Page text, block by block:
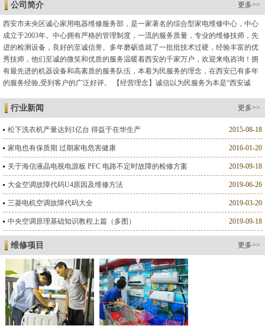
公司简介 更多>>
西安市未央区诚心家用电器维修服务部，是一家著名的综合型家电维修中心，中心
成立于2003年。中心拥有严格的管理制度，一流的服务质量，专业的维修技师，先
进的检测设备，良好的至诚信誉。多年磨砺造就了一批批技术过硬，经验丰富的优
秀技师，他们至诚的微笑和优质的服务温暖着西安的千家万户，欢迎来电咨询！拥
有最先进的机器设备和高素质的服务队伍，本着为民服务的理念，在西安已有多年
的服务经验,受到客户的广泛好评。 【经营理念】诚信以为民服务为本是“西安诚
行业新闻 更多>>
2015-08-18
松下洗衣机产量达到1亿台 得益于在华生产
2016-01-20
家电也有保质期 过期家电危害健康
2019-09-18
关于海信液晶电视电源板 PFC 电路不定时故障的检修方案
2019-06-26
大金空调故障代码U4原因及维修方法
2019-03-20
三菱电机空调故障代码大全
2019-09-18
中央空调原理基础知识教程上篇（多图）
维修项目 更多>>